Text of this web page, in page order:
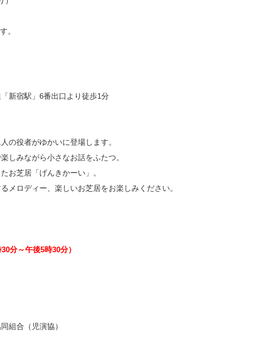
。
新宿駅」6番出口より徒歩1分
の役者がゆかいに登場します。
しみながら小さなお話をふたつ。
お芝居「げんきかーい」。
メロディー、楽しいお芝居をお楽しみください。
分～午後5時30分）
組合（児演協）